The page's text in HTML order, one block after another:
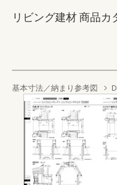
リビング建材 商品
基本寸法／納まり参考図